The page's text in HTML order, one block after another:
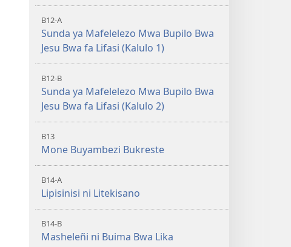
B12-A
Sunda ya Mafelelezo Mwa Bupilo Bwa
Jesu Bwa fa Lifasi (Kalulo 1)
B12-B
Sunda ya Mafelelezo Mwa Bupilo Bwa
Jesu Bwa fa Lifasi (Kalulo 2)
B13
Mone Buyambezi Bukreste
B14-A
Lipisinisi ni Litekisano
B14-B
Masheleñi ni Buima Bwa Lika